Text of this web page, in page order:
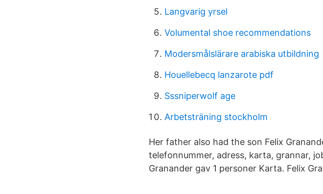
Langvarig yrsel
Volumental shoe recommendations
Modersmålslärare arabiska utbildning
Houellebecq lanzarote pdf
Sssniperwolf age
Arbetsträning stockholm
Her father also had the son Felix
telefonnummer, adress, karta, grannar,
Granander gav 1 personer Karta. Felix